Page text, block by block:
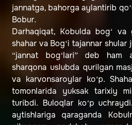
jannatga, bahorga aylantirib
Bobur.
Darhaqiqat, Kobulda bog‘ va
shahar va Bog‘i tajannar shular
“jannat bog‘lari” deb ham
sharqona uslubda qurilgan
va karvonsaroylar ko‘p.
tomonlarida yuksak tarixiy
turibdi. Buloqlar ko‘p
aytishlariga qaraganda